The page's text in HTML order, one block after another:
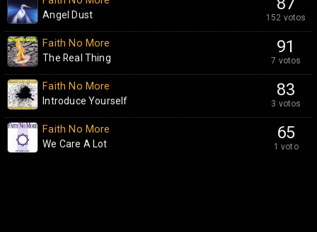
152 votos
Angel Dust
91
7 votos
Faith No More
The Real Thing
83
3 votos
Faith No More
Introduce Yourself
65
1 voto
Faith No More
We Care A Lot